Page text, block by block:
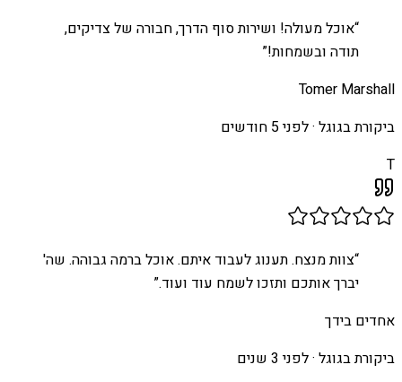
“אוכל מעולה! ושירות סוף הדרך, חבורה של צדיקים,
תודה ובשמחות!”
Tomer Marshall
ביקורת בגוגל ·לפני 5 חודשים
T
“צוות מנצח. תענוג לעבוד איתם. אוכל ברמה גבוהה. שה'
יברך אותכם ותזכו לשמח עוד ועוד.”
אחדים בידך
ביקורת בגוגל ·לפני 3 שנים